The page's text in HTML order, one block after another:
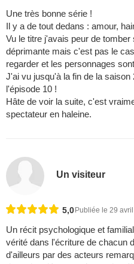
Une très bonne série !
Il y a de tout dedans : amour,
Vu le titre j'avais peur de
déprimante mais c'est pas le
regarder et les personnages
J'ai vu jusqu'à la fin de la
l'épisode 10 !
Hâte de voir la suite, c'est
spectateur en haleine.
Un visiteur
5,0 Publiée le 29
Un récit psychologique et
vérité dans l'écriture de chacun
d'ailleurs par des acteurs